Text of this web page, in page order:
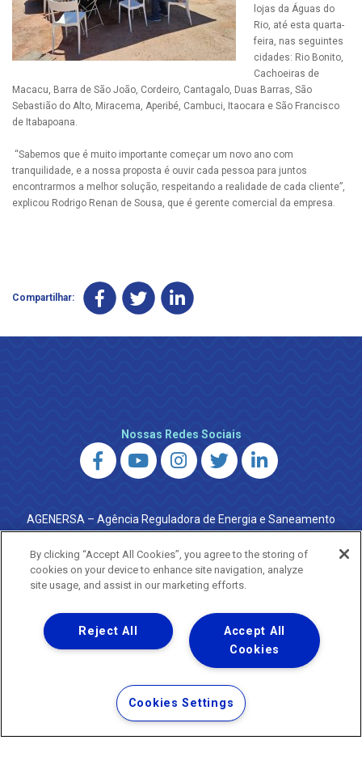
lojas da Águas do
Rio, até esta quarta-
feira, nas seguintes
cidades: Rio Bonito,
Cachoeiras de
Macacu, Barra de São João, Cordeiro, Cantagalo, Duas Barras, São
Sebastião do Alto, Miracema, Aperibé, Cambuci, Itaocara e São Francisco
de Itabapoana.
“Sabemos que é muito importante começar um novo ano com
tranquilidade, e a nossa proposta é ouvir cada pessoa para juntos
encontrarmos a melhor solução, respeitando a realidade de cada cliente”,
explicou Rodrigo Renan de Sousa, que é gerente comercial da empresa.
Compartilhar:
Nossas Redes Sociais
AGENERSA – Agência Reguladora de Energia e Saneamento
do Estado do Rio de Janeiro
0800 024 9040 · (21) 2332-6457 (WhatsApp) ·
ouvidoria@agenersa.rj.gov.br/ouvidoria.agenersa@gmail.com
·http://www.agenersa.rj.gov.br
Uma empresa
Copyright ® 2026 - Todos os Direitos Reservados.
Termos Gerais de Uso de Sites e Aplicativos
Política de Privacidade e Proteção de Dados
By clicking “Accept All Cookies”, you agree to the storing of
cookies on your device to enhance site navigation, analyze
site usage, and assist in our marketing efforts.
Accept All
Cookies
Reject All
Cookies Settings